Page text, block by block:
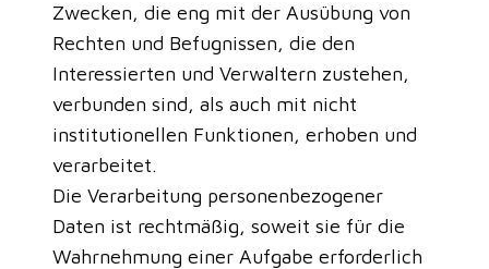
Zwecken, die eng mit der Ausübung von
Rechten und Befugnissen, die den
Interessierten und Verwaltern zustehen,
verbunden sind, als auch mit nicht
institutionellen Funktionen, erhoben und
verarbeitet.
Die Verarbeitung personenbezogener
Daten ist rechtmäßig, soweit sie für die
Wahrnehmung einer Aufgabe erforderlich